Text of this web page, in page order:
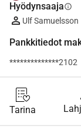
Hyödynsaajainfo
Ulf Samuelsson
Pankkitiedot
**************2102
Tarina